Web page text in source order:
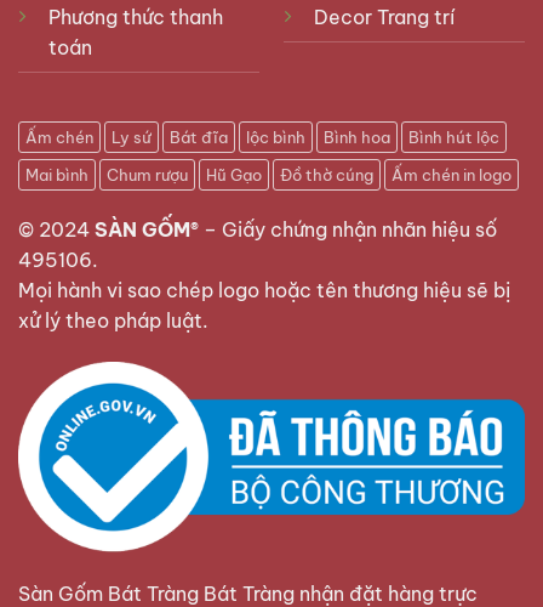
Phương thức thanh
toán
Decor Trang trí
Ấm chén Ly sứ Bát đĩa lộc bình Bình hoa
Bình hút lộc
Mai bình
Chum rượu Hũ Gạo Đồ thờ cúng Ấm chén in logo
© 2024 SÀN GỐM® – Giấy chứng nhận nhãn hiệu số
495106.
Mọi hành vi sao chép logo hoặc tên thương hiệu sẽ bị
xử lý theo pháp luật.
Sàn Gốm Bát Tràng Bát Tràng nhận đặt hàng trực